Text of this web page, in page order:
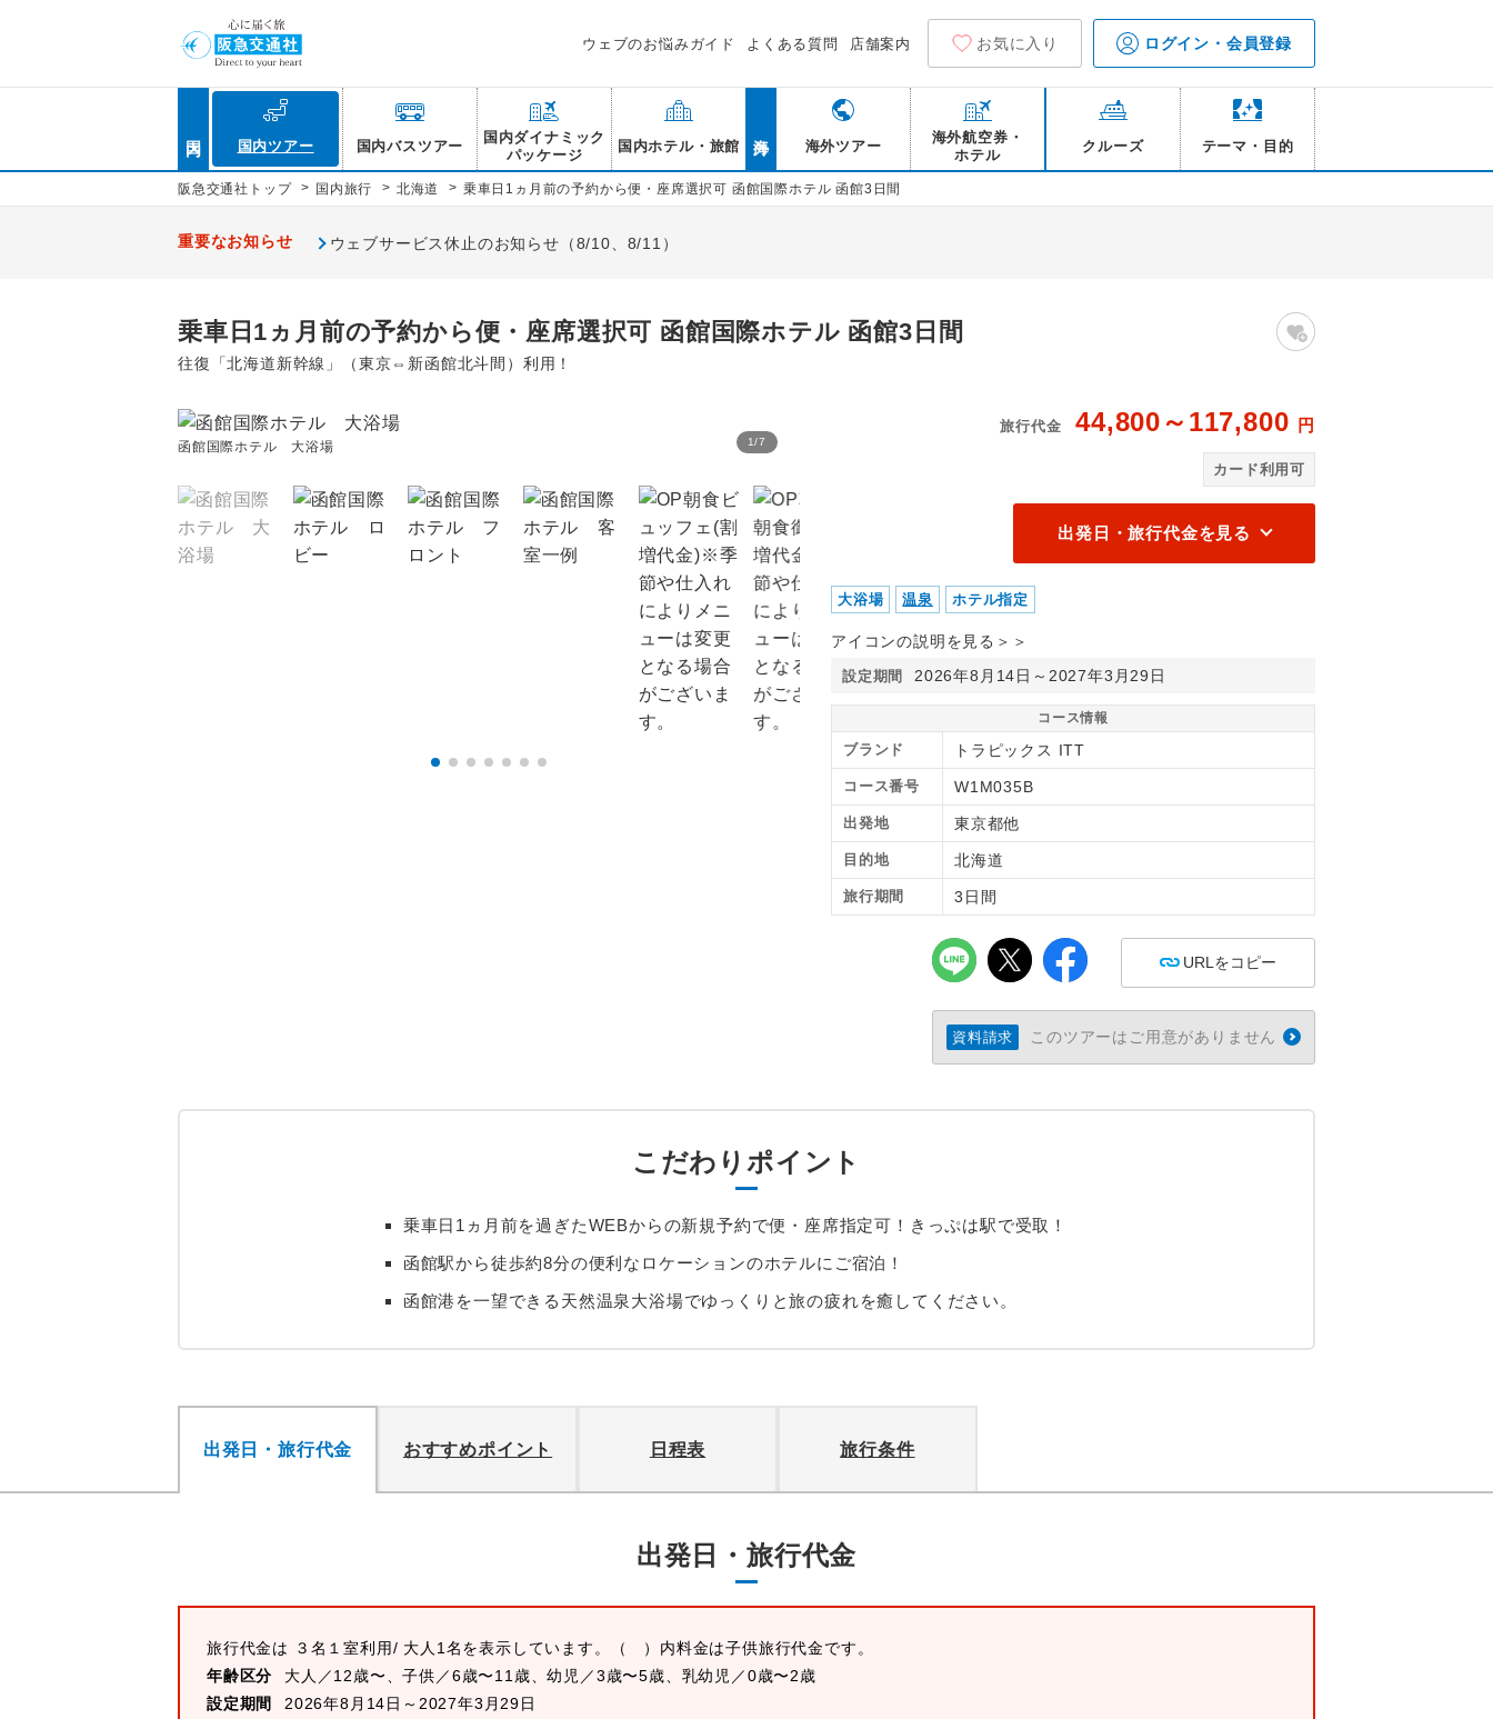
ウェブのお悩みガイド よくある質問 店舗案内 お気に入り ログイン・会員登録
国内ツアー 国内バスツアー
国内ダイナミック
パッケージ
国内ホテル・旅館 海外ツアー
海外航空券・
ホテル
クルーズ テーマ・目的
阪急交通社トップ > 国内旅行 > 北海道 > 乗車日1ヵ月前の予約から便・座席選択可 函館国際ホテル 函館3日間
重要なお知らせ ウェブサービス休止のお知らせ（8/10、8/11）
乗車日1ヵ月前の予約から便・座席選択可 函館国際ホテル 函館3日間
往復「北海道新幹線」（東京⇔新函館北斗間）利用！
1/7
函館国際ホテル 大浴場
旅行代金 44,800～117,800 円
カード利用可
出発日・旅行代金を見る
大浴場 温泉 ホテル指定
アイコンの説明を見る＞＞
設定期間 2026年8月14日～2027年3月29日
コース情報
ブランド トラピックス ITT
コース番号 W1M035B
出発地 東京都他
目的地 北海道
旅行期間 3日間
URLをコピー
資料請求 このツアーはご用意がありません
こだわりポイント
乗車日1ヵ月前を過ぎたWEBからの新規予約で便・座席指定可！きっぷは駅で受取！
函館駅から徒歩約8分の便利なロケーションのホテルにご宿泊！
函館港を一望できる天然温泉大浴場でゆっくりと旅の疲れを癒してください。
出発日・旅行代金 おすすめポイント 日程表 旅行条件
出発日・旅行代金
旅行代金は ３名１室利用/ 大人1名を表示しています。
（ ）内料金は子供旅行代金です。
年齢区分
大人／12歳〜、子供／6歳〜11歳、幼児／3歳〜5歳、乳幼児／0歳〜2歳
設定期間
2026年8月14日～2027年3月29日